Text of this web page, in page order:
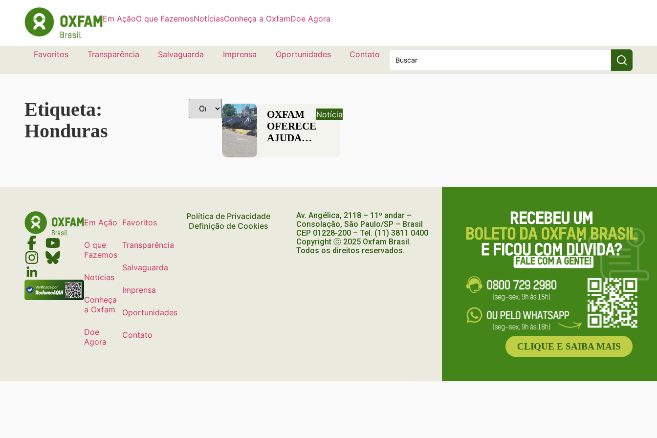
Em AçãoO que FazemosNotíciasConheça a OxfamDoe Agora
Favoritos Transparência Salvaguarda Imprensa Oportunidades Contato
Etiqueta:
Honduras
OXFAM
OFERECE
AJUDA
DE
CARAVANA
MIGRANTE
Notícia
Em Ação
O que
Fazemos
Notícias
Conheça
a Oxfam
Doe
Agora
Favoritos
Transparência
Salvaguarda
Imprensa
Oportunidades
Contato
Política de Privacidade
Definição de Cookies
Av. Angélica, 2118 – 11º andar –
Consolação, São Paulo/SP – Brasil
CEP 01228-200 – Tel. (11) 3811 0400
Copyright ⓒ 2025 Oxfam Brasil.
Todos os direitos reservados.
CLIQUE E SAIBA MAIS